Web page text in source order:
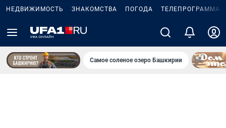
НЕДВИЖИМОСТЬ ЗНАКОМСТВА ПОГОДА ТЕЛЕПРОГРАММА
Самое соленое озеро Башкирии